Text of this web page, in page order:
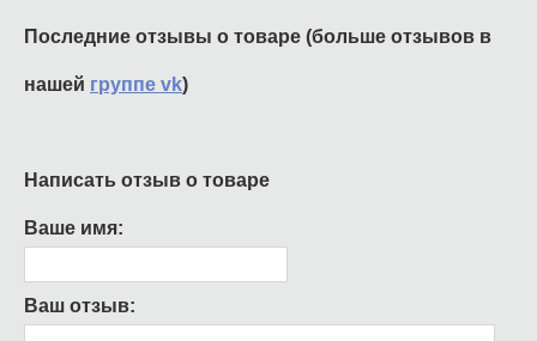
Последние отзывы о товаре (больше отзывов в
нашей группе vk)
Написать отзыв о товаре
Ваше имя:
Ваш отзыв: